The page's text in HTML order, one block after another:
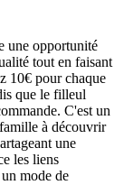
une opportunité
tout en faisant
10€ pour chaque
que le filleul
C'est un
à découvrir
une
les liens
mode de